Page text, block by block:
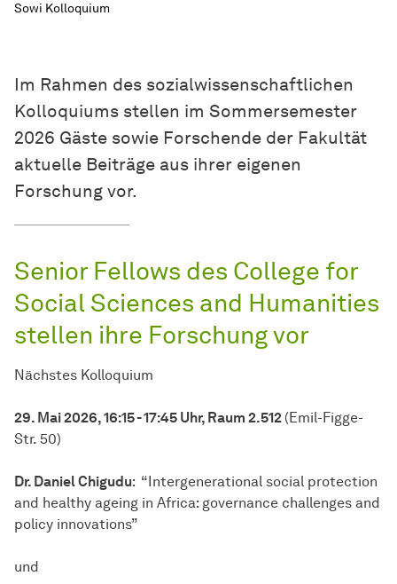
Sowi Kolloquium
Im Rahmen des sozialwissenschaftlichen
Kolloquiums stellen im Sommersemester
2026 Gäste sowie Forschende der Fakultät
aktuelle Beiträge aus ihrer eigenen
Forschung vor.
Senior Fellows des College for
Social Sciences and Humanities
stellen ihre Forschung vor
Nächstes Kolloquium
29. Mai 2026, 16:15 - 17:45 Uhr, Raum 2.512 (Emil-Figge-
Str. 50)
Dr. Daniel Chigudu: “Intergenerational social protection
and healthy ageing in Africa: governance challenges and
policy innovations”
und